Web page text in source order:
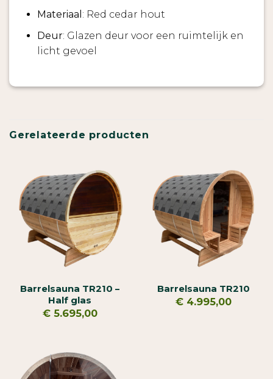
Materiaal : Red cedar hout
Deur: Glazen deur voor een ruimtelijk en
licht gevoel
Gerelateerde producten
Barrelsauna TR210 –
Half glas
€5.695,00
Barrelsauna TR210
€4.995,00